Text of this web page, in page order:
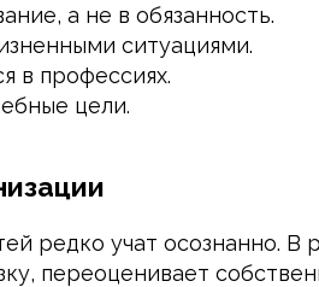
а не в обязанность.
ситуациями.
в профессиях.
цели.
редко учат осознанно. В
переоценивает